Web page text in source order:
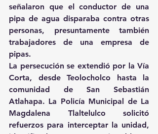
señalaron que el conductor de una
pipa de agua disparaba contra otras
personas, presuntamente también
trabajadores de una empresa de
pipas.
La persecución se extendió por la Vía
Corta, desde Teolocholco hasta la
comunidad de San Sebastián
Atlahapa. La Policía Municipal de La
Magdalena Tlaltelulco solicitó
refuerzos para interceptar la unidad,